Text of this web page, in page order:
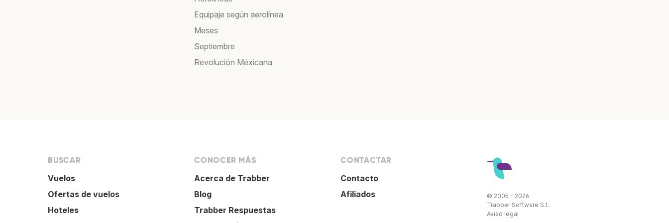
Equipaje según aerolínea
Meses
Septiembre
Revolución Méxicana
BUSCAR
Vuelos
Ofertas de vuelos
Hoteles
CONOCER MÁS
Acerca de Trabber
Blog
Trabber Respuestas
CONTACTAR
Contacto
Afiliados
© 2005 - 2026
Trabber Software S.L.
Aviso legal